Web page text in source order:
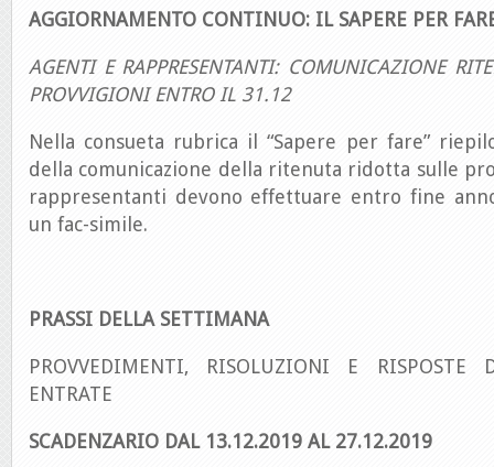
AGGIORNAMENTO CONTINUO: IL SAPERE PER
AGENTI E RAPPRESENTANTI: COMUNICAZIONE
PROVVIGIONI ENTRO IL 31.12
Nella consueta rubrica il “Sapere per fare”
della comunicazione della ritenuta ridotta sulle
rappresentanti devono effettuare entro fine
un fac-simile.
PRASSI DELLA SETTIMANA
PROVVEDIMENTI, RISOLUZIONI E RISPOSTE
ENTRATE
SCADENZARIO DAL 13.12.2019 AL 27.12.2019